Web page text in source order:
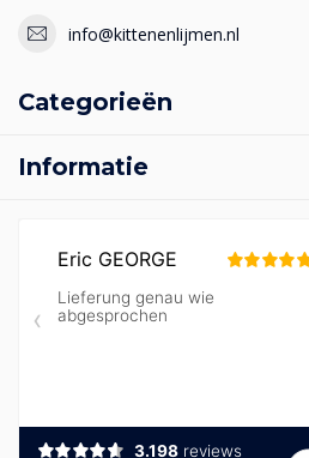
info@kittenenlijmen.nl
Categorieën
Informatie